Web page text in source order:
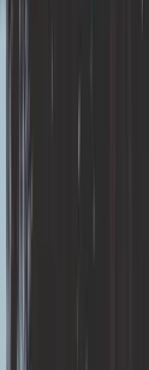
mal
de
en
à